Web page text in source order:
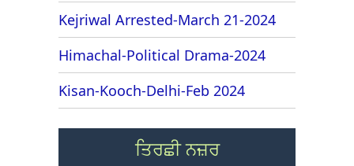
Kejriwal Arrested-March 21-2024
Himachal-Political Drama-2024
Kisan-Kooch-Delhi-Feb 2024
ਤਿਰਛੀ ਨਜ਼ਰ